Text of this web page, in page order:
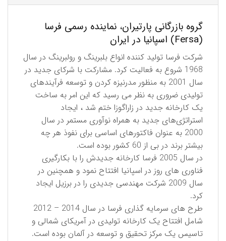
گروه بازرگانی پارتیران، نماینده رسمی فرسا
(Fersa) اسپانیا در ایران
شرکت فرسا تولید کننده انواع بلبرینگ و رولبرینگ در سال
1968 شروع به فعالیت کرد. مشارکت با شرکای جدید در
سال 2001 به منظور مدرنیزه کردن و توسعه فرآیندهای
تولیدی ضروری به نظر می رسید که این امر به ساخت
یک کارخانه جدید در زاراگوزا ختم شد ، ایجاد
استراتژی‌های جدید به همراه نوآوری مستمر در سال
2000 به عنوان فاکتورهای اساسی برای نفوذ هر چه
بیشتر برند در بی از 60 کشور بوده است.
در سال 2005 فرسا کارخانه جدیدش را با بکارگیری
فناوری های روز در اسپانیا افتتاح نمود و همچنین در
سال 2009 شركت مهندسی جدیدی را در برزیل ایجاد
کرد.
طرح های سرمایه گذاری فرسا در سال 2014 – 2012
شامل افتتاح یک کارخانه تولیدی در آمریکای شمالی و
تاسیس یک مرکز تحقیق و توسعه در آلمان بوده است.